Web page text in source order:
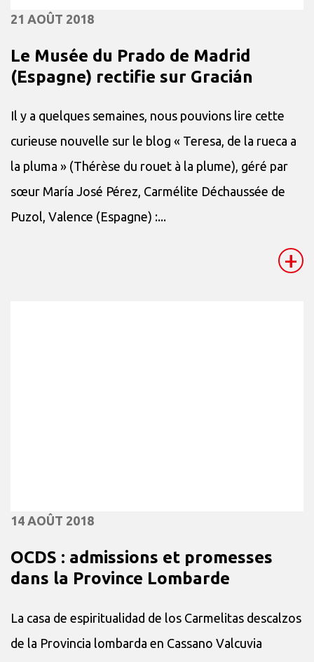
21 AOÛT 2018
Le Musée du Prado de Madrid
(Espagne) rectifie sur Gracián
Il y a quelques semaines, nous pouvions lire cette
curieuse nouvelle sur le blog « Teresa, de la rueca a
la pluma » (Thérèse du rouet à la plume), géré par
sœur María José Pérez, Carmélite Déchaussée de
Puzol, Valence (Espagne) :...
+
14 AOÛT 2018
OCDS : admissions et promesses
dans la Province Lombarde
La casa de espiritualidad de los Carmelitas descalzos
de la Provincia lombarda en Cassano Valcuvia